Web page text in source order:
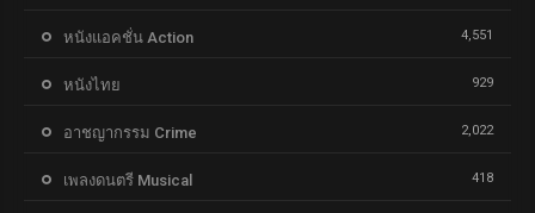
หนังแอคชั่น Action 4,551
หนังไทย 929
อาชญากรรม Crime 2,022
เพลงดนตรี Musical 418